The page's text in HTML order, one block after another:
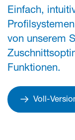
Einfach,
von unserem
Funktionen.
Voll-
Partner Login